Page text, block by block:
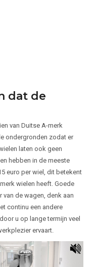
dat de
van Duitse A-merk
ondergronden zodat er
laten ook geen
hebben in de meeste
euro per wiel, dit betekent
wielen heeft. Goede
de wagen, denk aan
continu een andere
u op lange termijn veel
ervaart.